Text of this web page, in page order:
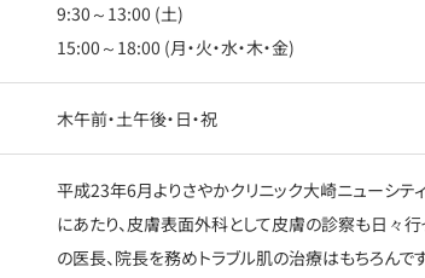
9:30～13:00 (土)
15:00～18:00 (月・火・水・木・金)
木午前・土午後・日・祝
平成23年6月よりさやかクリニック大崎ニューシ
にあたり、皮膚表面外科として皮膚の診察も日々
の医長、院長を務めトラブル肌の治療はもちろん